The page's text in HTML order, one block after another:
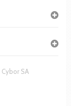
Cybor SA